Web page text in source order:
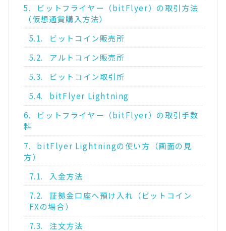
5.
ビットフライヤー（bitFlyer）の取引方法
（仮想通貨購入方法）
5.1.
ビットコイン販売所
5.2.
アルトコイン販売所
5.3.
ビットコイン取引所
5.4.
bitFlyer Lightning
6.
ビットフライヤー（bitFlyer）の取引手数
料
7.
bitFlyer Lightningの使い方（画面の見
方）
7.1.
入金方法
7.2.
証拠金口座へ預け入れ（ビットコイン
FXの場合）
7.3.
注文方法